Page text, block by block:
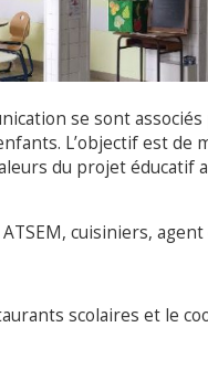
se sont
L’objectif est de
du projet éducatif
cuisiniers,
scolaires et le